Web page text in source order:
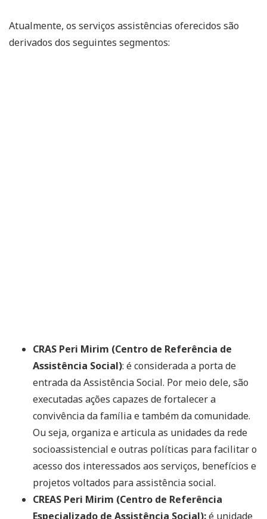
Atualmente, os serviços assistências oferecidos são
derivados dos seguintes segmentos:
CRAS Peri Mirim (Centro de Referência de
Assistência Social): é considerada a porta de
entrada da Assistência Social. Por meio dele, são
executadas ações capazes de fortalecer a
convivência da família e também da comunidade.
Ou seja, organiza e articula as unidades da rede
socioassistencial e outras políticas para facilitar o
acesso dos interessados aos serviços, benefícios e
projetos voltados para assistência social.
CREAS Peri Mirim (Centro de Referência
Especializado de Assistência Social):é unidade